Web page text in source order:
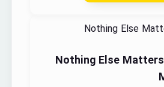
نت و تبلچر Nothing Else Matters